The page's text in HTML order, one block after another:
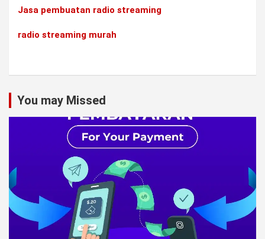
Jasa pembuatan radio streaming
radio streaming murah
You may Missed